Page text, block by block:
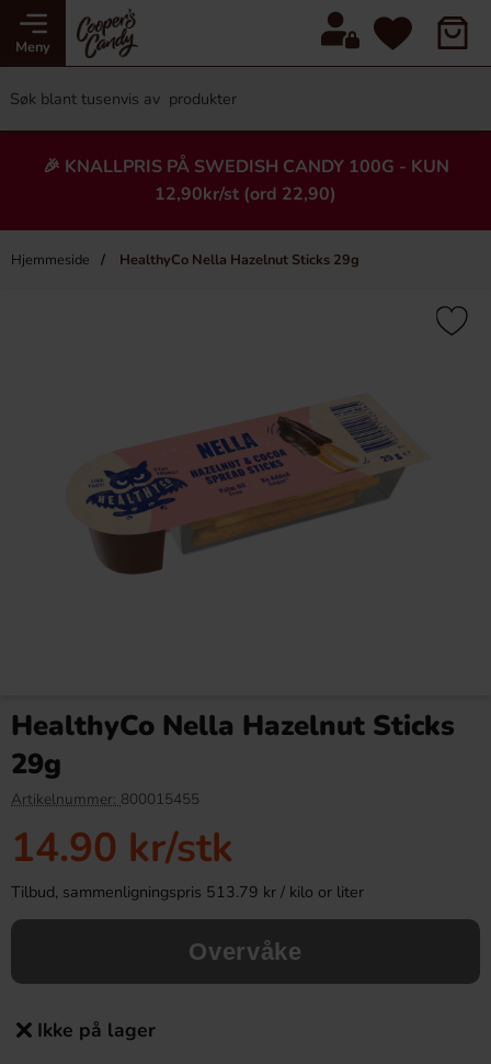
Meny
🎉 KNALLPRIS PÅ SWEDISH CANDY 100G - KUN
12,90kr/st (ord 22,90)
Hjemmeside HealthyCo Nella Hazelnut Sticks 29g
×
38.90 kr
Köp
-43%
Chocolate 50g
HealthyCo Nella Hazelnut Sticks
29g
Artikelnummer: 800015455
14.90 kr/stk
Tilbud, sammenligningspris 513.79 kr / kilo or liter
Overvåke
Ikke på lager